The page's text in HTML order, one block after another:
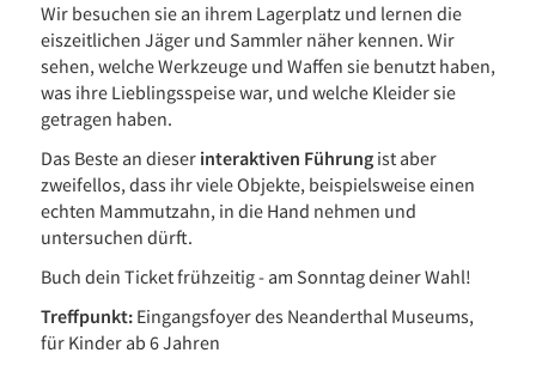
Wir besuchen sie an ihrem Lagerplatz und lernen die
eiszeitlichen Jäger und Sammler näher kennen. Wir
sehen, welche Werkzeuge und Waffen sie benutzt haben,
was ihre Lieblingsspeise war, und welche Kleider sie
getragen haben.
Das Beste an dieser interaktiven Führungist aber
zweifellos, dass ihr viele Objekte, beispielsweise einen
echten Mammutzahn, in die Hand nehmen und
untersuchen dürft.
Buch dein Ticket frühzeitig - am Sonntag deiner Wahl!
Treffpunkt:Eingangsfoyer des Neanderthal Museums,
für Kinder ab 6 Jahren